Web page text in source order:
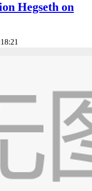
Hegseth on